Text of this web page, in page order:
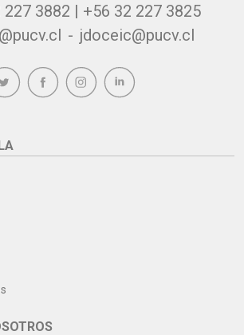
227 3882 | +56 32 227 3825
- jdoceic@pucv.cl